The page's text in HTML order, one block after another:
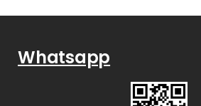
Whatsapp